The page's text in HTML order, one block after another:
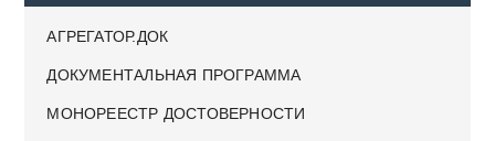
АГРЕГАТОР.ДОК
ДОКУМЕНТАЛЬНАЯ ПРОГРАММА
МОНОРЕЕСТР ДОСТОВЕРНОСТИ